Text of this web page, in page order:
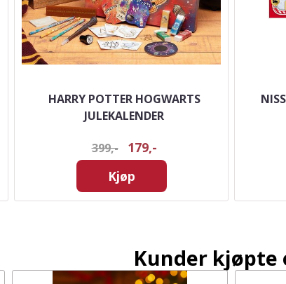
HARRY POTTER HOGWARTS
JULEKALENDER
399,-
179,-
Kjøp
Kunder kjøpte